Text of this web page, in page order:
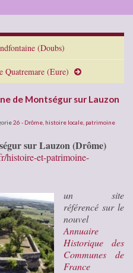
(Doubs)
Quatremare (Eure)
de Montségur sur Lauzon
26 - Drôme histoire locale patrimoine
sur Lauzon (Drôme)
histoire-et-patrimoine-
un site
référencé sur le
nouvel
Annuaire
Historique des
Communes de
France